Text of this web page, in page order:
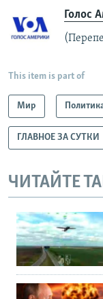
Голос
This item is part of
Мир
ГЛАВНОЕ ЗА СУТКИ
ЧИТАЙТЕ